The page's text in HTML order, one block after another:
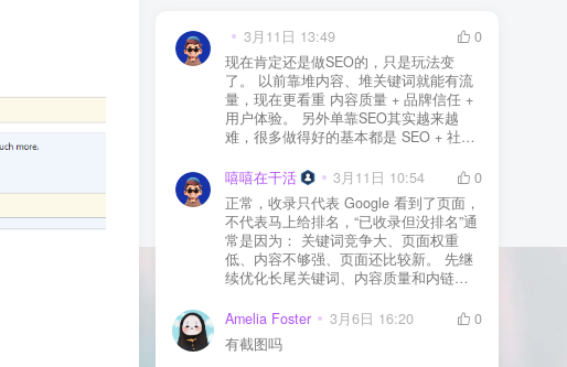
3月11日 13:49
0
现在肯定还是做SEO的，只是玩法变
了。 以前靠堆内容、堆关键词就能有流
量，现在更看重 内容质量 + 品牌信任 +
用户体验。 另外单靠SEO其实越来越
难，很多做得好的基本都是 SEO + 社媒
质还是一个长期获客渠道，但不能再当
成唯一渠道了。
嘻嘻在干活 3月11日 10:54
0
正常，收录只代表 Google 看到了页面，
不代表马上给排名，“已收录但没排名”通
常是因为： 关键词竞争大、页面权重
低、内容不够强、页面还比较新。 先继
续优化长尾关键词、内容质量和内链，
Amelia Foster
3月6日 16:20
0
有截图吗